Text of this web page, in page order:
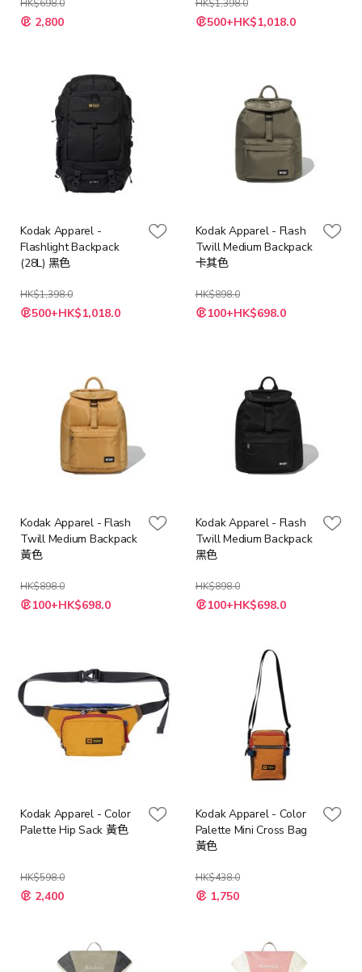
HK$698.0
特
殊 2,800
HK$1,398.0
特
殊 500+HK$1,018.0
Kodak Apparel -
Flashlight Backpack
(28L) 黑色
HK$1,398.0
特
殊 500+HK$1,018.0
Kodak Apparel - Flash
Twill Medium Backpack
卡其色
HK$898.0
特
殊 100+HK$698.0
Kodak Apparel - Flash
Twill Medium Backpack
黃色
HK$898.0
特
殊 100+HK$698.0
Kodak Apparel - Flash
Twill Medium Backpack
黑色
HK$898.0
特
殊 100+HK$698.0
Kodak Apparel - Color
Palette Hip Sack 黃色
HK$598.0
特
殊 2,400
Kodak Apparel - Color
Palette Mini Cross Bag
黃色
HK$438.0
特
殊 1,750